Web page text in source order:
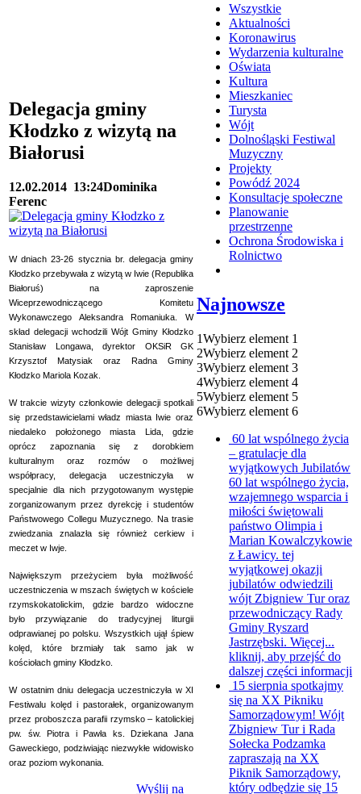
Delegacja gminy
Kłodzko z wizytą na
Białorusi
12.02.2014 13:24Dominika
Ferenc
W dniach 23-26 stycznia br. delegacja gminy
Kłodzko przebywała z wizytą w Iwie (Republika
Białoruś) na zaproszenie
Wiceprzewodniczącego Komitetu
Wykonawczego Aleksandra Romaniuka. W
skład delegacji wchodzili Wójt Gminy Kłodzko
Stanisław Longawa, dyrektor OKSiR GK
Krzysztof Matysiak oraz Radna Gminy
Kłodzko Mariola Kozak.
W trakcie wizyty członkowie delegacji spotkali
się przedstawicielami władz miasta Iwie oraz
niedaleko położonego miasta Lida, gdzie
oprócz zapoznania się z dorobkiem
kulturalnym oraz rozmów o możliwej
współpracy, delegacja uczestniczyła w
specjalnie dla nich przygotowanym występie
zorganizowanym przez dyrekcję i studentów
Państwowego Collegu Muzycznego. Na trasie
zwiedzania znalazła się również cerkiew i
meczet w Iwje.
Największym przeżyciem była możliwość
uczestniczenia w mszach świętych w kościele
rzymskokatolickim, gdzie bardzo widoczne
było przywiązanie do tradycyjnej liturgii
odprawianej po polsku. Wszystkich ujął śpiew
kolęd, które brzmiały tak samo jak w
kościołach gminy Kłodzko.
W ostatnim dniu delegacja uczestniczyła w XI
Festiwalu kolęd i pastorałek, organizowanym
przez proboszcza parafii rzymsko – katolickiej
pw. św. Piotra i Pawła ks. Dziekana Jana
Gaweckiego, podziwiając niezwykłe widowisko
oraz poziom wykonania.
Wyślij na
Wszystkie
Aktualności
Koronawirus
Wydarzenia kulturalne
Oświata
Kultura
Mieszkaniec
Turysta
Wójt
Dolnośląski Festiwal
Muzyczny
Projekty
Powódź 2024
Konsultacje społeczne
Planowanie
przestrzenne
Ochrona Środowiska i
Rolnictwo
Najnowsze
1Wybierz element 1
2Wybierz element 2
3Wybierz element 3
4Wybierz element 4
5Wybierz element 5
6Wybierz element 6
60 lat wspólnego życia
– gratulacje dla
wyjątkowych Jubilatów
60 lat wspólnego życia,
wzajemnego wsparcia i
miłości świętowali
państwo Olimpia i
Marian Kowalczykowie
z Ławicy. tej
wyjątkowej okazji
jubilatów odwiedzili
wójt Zbigniew Tur oraz
przewodniczący Rady
Gminy Ryszard
Jastrzębski. Więcej...
kliknij, aby przejść do
dalszej części informacji
15 sierpnia spotkajmy
się na XX Pikniku
Samorządowym! Wójt
Zbigniew Tur i Rada
Sołecka Podzamka
zapraszają na XX
Piknik Samorządowy,
który odbędzie się 15